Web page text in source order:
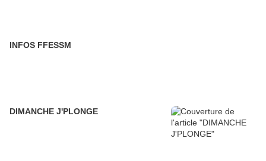
INFOS FFESSM
DIMANCHE J'PLONGE